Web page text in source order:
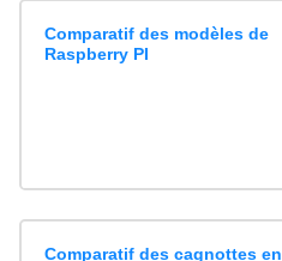
Comparatif des modèles de
Raspberry PI
Comparatif des cagnottes en